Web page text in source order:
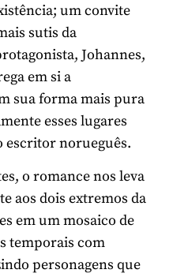
um convite
sutis da
Johannes,
em si a
sua forma mais pura
esses lugares
escritor norueguês.
o romance nos leva
aos dois extremos da
em um mosaico de
temporais com
personagens que